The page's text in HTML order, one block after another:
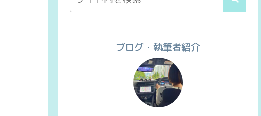
ブログ・執筆者紹介